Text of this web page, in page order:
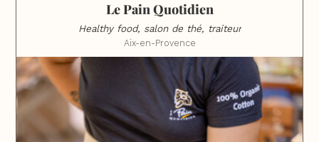
Le Pain Quotidien
Healthy food, salon de thé, traiteur
Aix-en-Provence